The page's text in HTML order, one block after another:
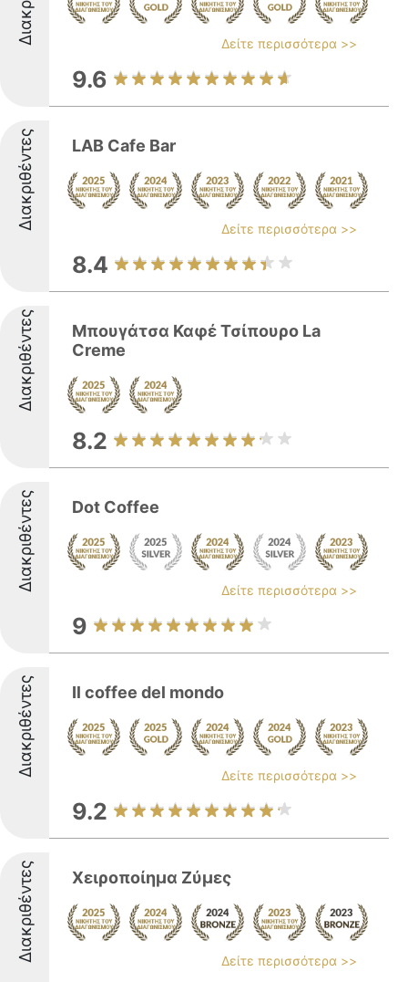
Δείτε περισσότερα >>
9.6
Διακριθέντες LAB Cafe Bar
Δείτε περισσότερα >>
8.4
Διακριθέντες
Μπουγάτσα Καφέ Τσίπουρο La
Creme
8.2
Διακριθέντες Dot Coffee
Δείτε περισσότερα >>
9
Διακριθέντες Il coffee del mondo
Δείτε περισσότερα >>
9.2
Διακριθέντες Χειροποίημα Ζύμες
Δείτε περισσότερα >>